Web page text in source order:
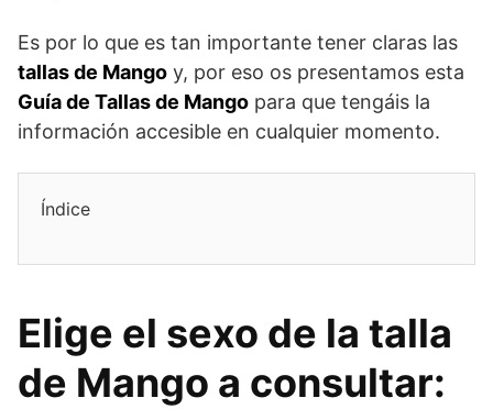
Es por lo que es tan importante tener claras las
tallas de Mango y, por eso os presentamos esta
Guía de Tallas de Mango para que tengáis la
información accesible en cualquier momento.
Índice
Elige el sexo de la talla
de Mango a consultar: